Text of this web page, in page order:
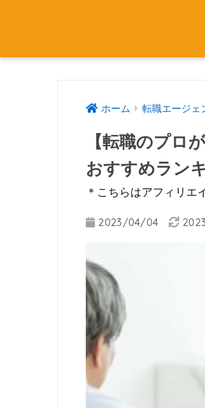
ホーム 転職エージェ
【転職のプロ
おすすめラン
＊こちらはアフィリエ
2023/04/04